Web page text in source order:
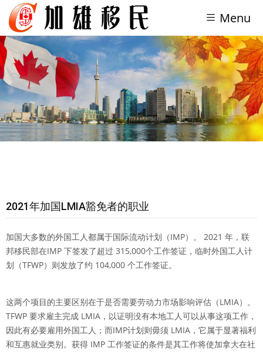
Menu
2021年加国LMIA豁免者的职业
加国大多数的外国工人都属于国际流动计划（IMP）。 2021 年，联
邦移民部在IMP 下签发了超过 315,000个工作签证，临时外国工人计
划（TFWP）则发放了约 104,000 个工作签证。
这两个项目的主要区别在于是否需要劳动力市场影响评估（LMIA）。
TFWP 要求雇主完成 LMIA，以证明没有本地工人可以从事这项工作，
因此有必要雇用外国工人；而IMP计划则毋须 LMIA，它属于显著福利
和互惠就业类别。获得 IMP 工作签证的条件是其工作将使加拿大在社